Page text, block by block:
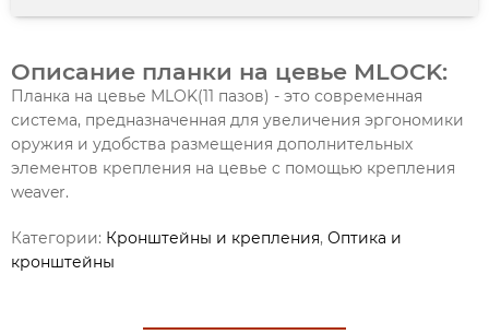
Описание планки на цевье MLOCK:
Планка на цевье MLOK(11 пазов) - это современная
система, предназначенная для увеличения эргономики
оружия и удобства размещения дополнительных
элементов крепления на цевье c помощью крепления
weaver.
Категории: Кронштейны и крепления, Оптика и
кронштейны